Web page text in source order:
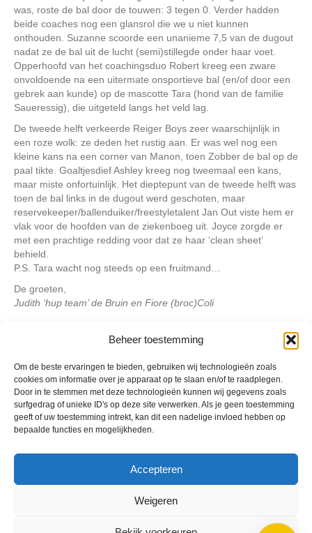
Beheer toestemming
Om de beste ervaringen te bieden, gebruiken wij technologieën zoals
cookies om informatie over je apparaat op te slaan en/of te raadplegen.
Door in te stemmen met deze technologieën kunnen wij gegevens zoals
surfgedrag of unieke ID's op deze site verwerken. Als je geen toestemming
geeft of uw toestemming intrekt, kan dit een nadelige invloed hebben op
bepaalde functies en mogelijkheden.
Accepteren
Weigeren
was, roste de bal door de touwen: 3 tegen 0. Verder hadden
beide coaches nog een glansrol die we u niet kunnen
onthouden. Suzanne scoorde een unanieme 7,5 van de dugout
nadat ze de bal uit de lucht (semi)stillegde onder haar voet.
Opperhoofd van het coachingsduo Robert kreeg een zware
onvoldoende na een uitermate onsportieve bal (en/of door een
gebrek aan kunde) op de mascotte Tara (hond van de familie
Saueressig), die uitgeteld langs het veld lag.
De tweede helft verkeerde Reiger Boys zeer waarschijnlijk in
een roze wolk: ze deden het rustig aan. Er was wel nog een
kleine kans na een corner van Manon, toen Zobber de bal op de
paal tikte. Goaltjesdief Ashley kreeg nog tweemaal een kans,
maar miste onfortuinlijk. Het dieptepunt van de tweede helft was
toen de bal links in de dugout werd geschoten, maar
reservekeeper/ballenduiker/freestyletalent Jan Out viste hem er
vlak voor de hoofden van de ziekenboeg uit. Joyce zorgde er
met een prachtige redding voor dat ze haar ‘clean sheet’
behield.
P.S. Tara wacht nog steeds op een fruitmand…
De groeten,
Judith ‘hup team’ de Bruin en Fiore (broc)Coli
Berichten seizoen 2016-2017
De Wending, Lotte Beesedijk 1